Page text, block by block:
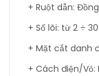
+ Ruột dẫn: Đồng
+ Số lõi: từ 2 ÷
+ Mặt cắt danh
+ Cách điện/Vỏ: